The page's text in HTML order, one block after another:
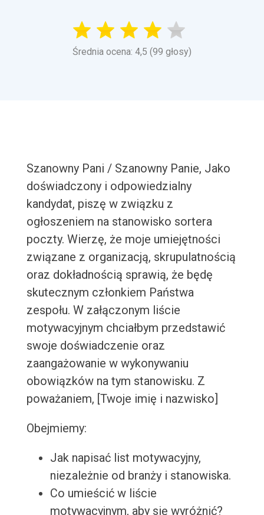
Średnia ocena: 4,5 (99 głosy)
Szanowny Pani / Szanowny Panie, Jako
doświadczony i odpowiedzialny
kandydat, piszę w związku z
ogłoszeniem na stanowisko sortera
poczty. Wierzę, że moje umiejętności
związane z organizacją, skrupulatnością
oraz dokładnością sprawią, że będę
skutecznym członkiem Państwa
zespołu. W załączonym liście
motywacyjnym chciałbym przedstawić
swoje doświadczenie oraz
zaangażowanie w wykonywaniu
obowiązków na tym stanowisku. Z
poważaniem, [Twoje imię i nazwisko]
Obejmiemy:
Jak napisać list motywacyjny,
niezależnie od branży i stanowiska.
Co umieścić w liście
motywacyjnym, aby się wyróżnić?